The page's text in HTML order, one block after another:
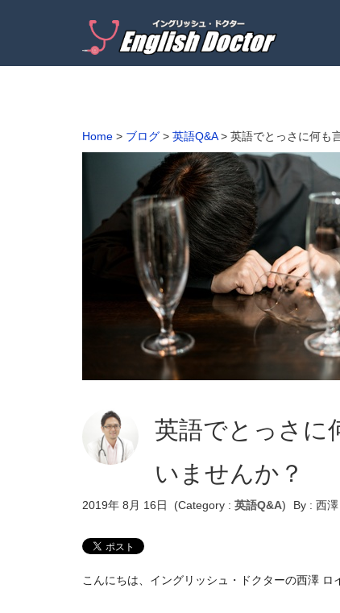
Home > ブログ > 英語Q&A> 英語でとっさに何も
英語でとっさに
いませんか？
2019年 8月 16日 (Category :英語Q&A) By : 西澤
こんにちは、イングリッシュ・ドクターの西澤 ロ